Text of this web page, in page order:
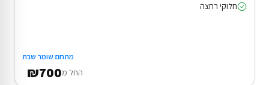
חלוקי רחצה
מתחם שומר שבת
החל מ₪700